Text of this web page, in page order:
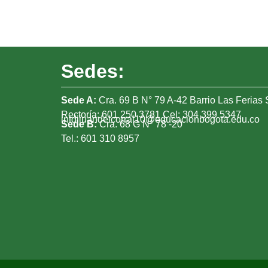
Sedes:
Sede A: Cra. 69 B N° 79 A-42 Barrio Las Ferias
Rectoría: 601 250 3781 Cel: 304 399 5347
intdijuandelcorral10@educacionbogota.edu.co
Sede B:Cra. 68 G N° 78 -20
Tel.: 601 310 8957